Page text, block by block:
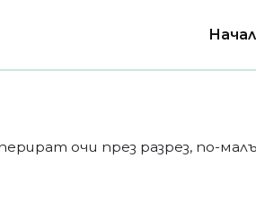
очи през разрез, по-